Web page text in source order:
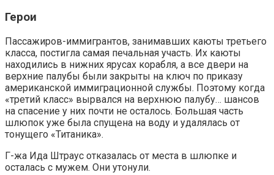
Герои
Пассажиров-иммигрантов, занимавших каюты третьего
класса, постигла самая печальная участь. Их каюты
находились в нижних ярусах корабля, а все двери на
верхние палубы были закрыты на ключ по приказу
американской иммиграционной службы. Поэтому когда
«третий класс» вырвался на верхнюю палубу… шансов
на спасение у них почти не осталось. Большая часть
шлюпок уже была спущена на воду и удалялась от
тонущего «Титаника».
Г-жа Ида Штраус отказалась от места в шлюпке и
осталась с мужем. Они утонули.